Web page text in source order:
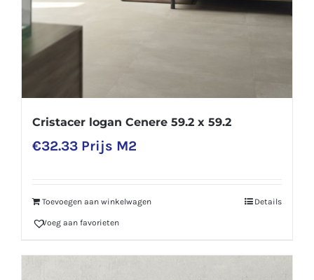
Cristacer logan Cenere 59.2 x 59.2
€32.33 Prijs M2
Toevoegen aan winkelwagen Details
Voeg aan favorieten